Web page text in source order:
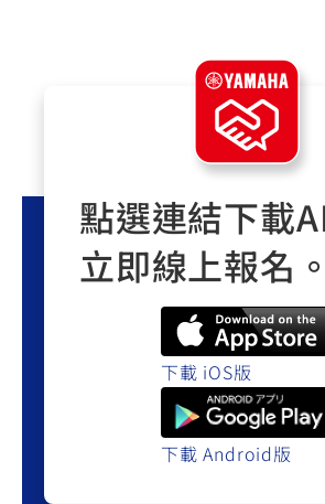
點選連結下載
立即線上報名。
下載 iOS版
下載 Android版